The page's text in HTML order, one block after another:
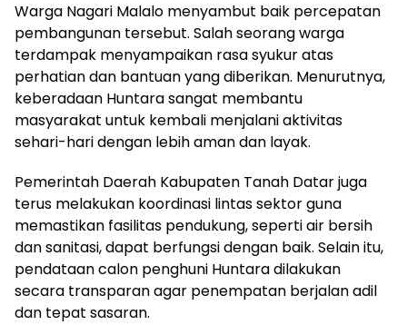
Warga Nagari Malalo menyambut baik percepatan
pembangunan tersebut. Salah seorang warga
terdampak menyampaikan rasa syukur atas
perhatian dan bantuan yang diberikan. Menurutnya,
keberadaan Huntara sangat membantu
masyarakat untuk kembali menjalani aktivitas
sehari-hari dengan lebih aman dan layak.
Pemerintah Daerah Kabupaten Tanah Datar juga
terus melakukan koordinasi lintas sektor guna
memastikan fasilitas pendukung, seperti air bersih
dan sanitasi, dapat berfungsi dengan baik. Selain itu,
pendataan calon penghuni Huntara dilakukan
secara transparan agar penempatan berjalan adil
dan tepat sasaran.